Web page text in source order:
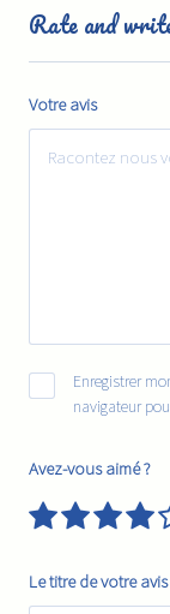
Rate and
Votre avis
Enregistrer
navigateur
Avez-vous aimé ?
Le titre de votre avis